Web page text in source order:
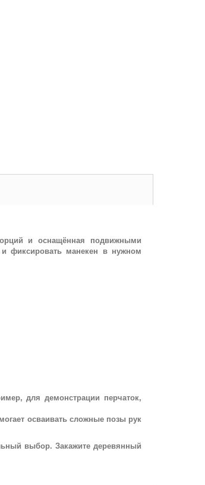
и оснащённая подвижными
фиксировать манекен в нужном
для демонстрации перчаток,
осваивать сложные позы рук
выбор. Закажите деревянный